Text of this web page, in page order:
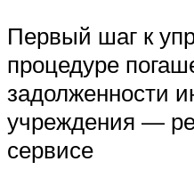
Первый шаг к
процедуре
задолженности
учреждения —
сервисе